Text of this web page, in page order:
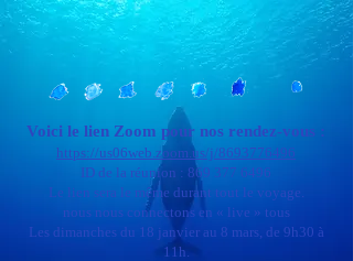
Voici le lien Zoom pour nos rendez-vous :
https://us06web.zoom.us/j/8693776496
ID de la réunion : 869 377 6496
Le lien sera le même durant tout le voyage.
nous nous connectons en « live » tous
Les dimanches du 18 janvier au 8 mars, de 9h30 à
11h.